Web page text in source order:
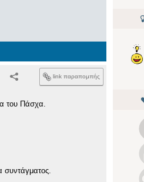
link παραπομπής
του Πάσχα.
συντάγματος.